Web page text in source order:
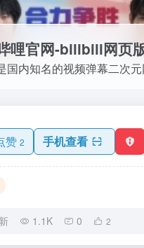
哩官网-bilibili网页
国内知名的视频弹幕二次元
赞 2 手机查看
1.1K 0 2